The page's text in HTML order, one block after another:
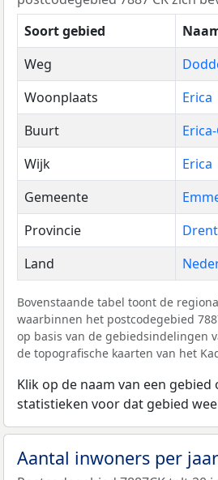
Soort gebied
Weg
Woonplaats
Erica
Buurt
Wijk
Erica
Gemeente
Provincie
Land
Bovenstaande tabel toont de
waarbinnen het postcodegebied
op basis van de gebiedsindelingen
de topografische kaarten van het
Klik op de naam van een
statistieken voor dat gebied
Aantal inwoners per jaar